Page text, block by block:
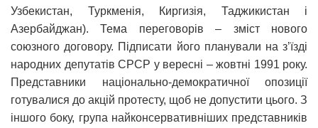
Узбекистан, Туркменія, Киргизія, Таджикистан і
Азербайджан). Тема переговорів – зміст нового
союзного договору. Підписати його планували на з’їзді
народних депутатів СРСР у вересні – жовтні 1991 року.
Представники національно-демократичної опозиції
готувалися до акцій протесту, щоб не допустити цього. З
іншого боку, група найконсервативніших представників